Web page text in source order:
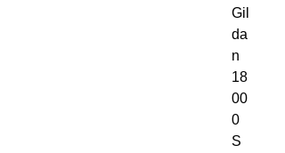
Gil
da
n
18
00
0
S